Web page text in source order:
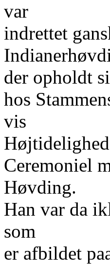
var
indrettet
der opholdt
hos
vis
Ceremoniel
Høvding.
Han var da
som
er afbildet